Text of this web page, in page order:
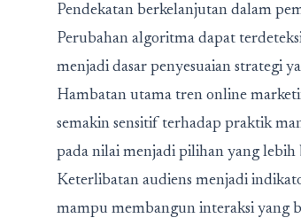
Pendekatan berkelanjutan dalam
Perubahan algoritma dapat
menjadi dasar penyesuaian strategi
Hambatan utama tren online
semakin sensitif terhadap praktik
pada nilai menjadi pilihan yang lebih
Keterlibatan audiens menjadi
mampu membangun interaksi yang